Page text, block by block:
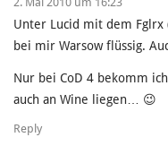
Unter Lucid mit dem Fglrx
bei mir Warsow flüssig.
Nur bei CoD 4 bekomm
auch an Wine liegen… 😉
Reply